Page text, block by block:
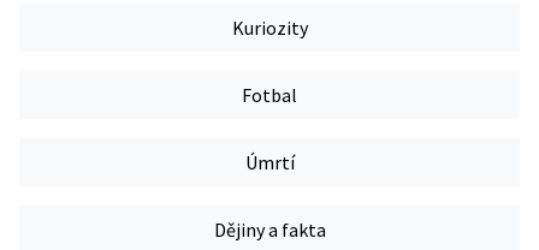
Kuriozity
Fotbal
Úmrtí
Dějiny a fakta